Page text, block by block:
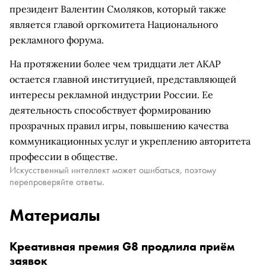
президент Валентин Смоляков, который также
является главой оргкомитета Национального
рекламного форума.
На протяжении более чем тридцати лет АКАР
остается главной институцией, представляющей
интересы рекламной индустрии России. Ее
деятельность способствует формированию
прозрачных правил игры, повышению качества
коммуникационных услуг и укреплению авторитета
профессии в обществе.
Искусственный интеллект может ошибаться, поэтому
перепроверяйте ответы.
Материалы
Креативная премия G8 продлила приём
заявок